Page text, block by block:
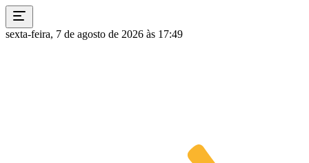
sexta-feira, 7 de agosto de 2026 às 17:49